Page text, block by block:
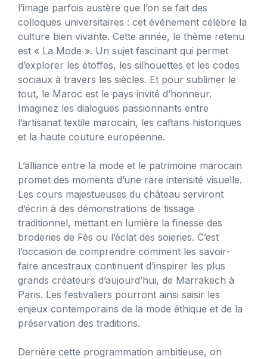
l’image parfois austère que l’on se fait des
colloques universitaires : cet événement célèbre la
culture bien vivante. Cette année, le thème retenu
est « La Mode ». Un sujet fascinant qui permet
d’explorer les étoffes, les silhouettes et les codes
sociaux à travers les siècles. Et pour sublimer le
tout, le Maroc est le pays invité d’honneur.
Imaginez les dialogues passionnants entre
l’artisanat textile marocain, les caftans historiques
et la haute couture européenne.
L’alliance entre la mode et le patrimoine marocain
promet des moments d’une rare intensité visuelle.
Les cours majestueuses du château serviront
d’écrin à des démonstrations de tissage
traditionnel, mettant en lumière la finesse des
broderies de Fès ou l’éclat des soieries. C’est
l’occasion de comprendre comment les savoir-
faire ancestraux continuent d’inspirer les plus
grands créateurs d’aujourd’hui, de Marrakech à
Paris. Les festivaliers pourront ainsi saisir les
enjeux contemporains de la mode éthique et de la
préservation des traditions.
Derrière cette programmation ambitieuse, on